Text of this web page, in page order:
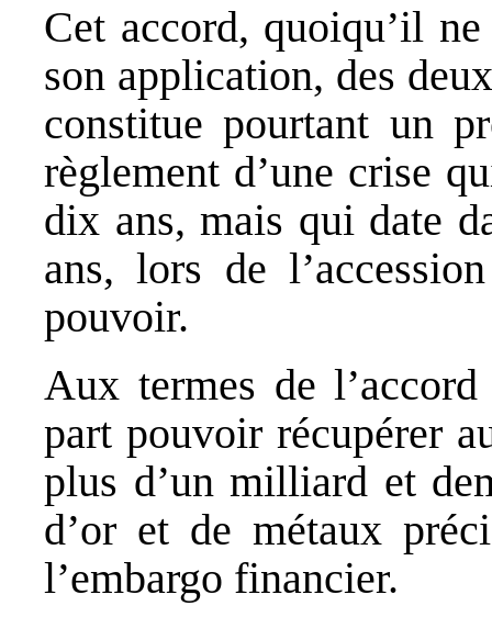
Cet accord, quoiqu’il
son application, des
constitue pourtant un
règlement d’une crise
dix ans, mais qui date
ans, lors de
pouvoir.
Aux termes de
part pouvoir récupérer
plus d’un milliard et
d’or et de métaux
l’embargo financier.